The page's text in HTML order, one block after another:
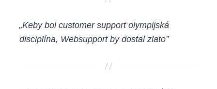
„Keby bol customer support olympijská
disciplína, Websupport by dostal zlato”